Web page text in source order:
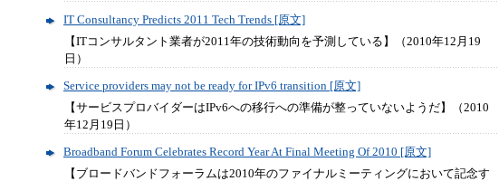
IT Consultancy Predicts 2011 Tech Trends [原文]
【ITコンサルタント業者が2011年の技術動向を予測している】（2010年12月19
日）
Service providers may not be ready for IPv6 transition [原文]
【サービスプロバイダーはIPv6への移行への準備が整っていないようだ】（2010
年12月19日）
Broadband Forum Celebrates Record Year At Final Meeting Of 2010 [原文]
【ブロードバンドフォーラムは2010年のファイナルミーティングにおいて記念す